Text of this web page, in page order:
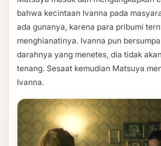
bahwa kecintaan Ivanna pada
ada gunanya, karena para pribumi
menghianatinya. Ivanna pun
darahnya yang menetes, dia tidak
tenang. Sesaat kemudian Matsuya
Ivanna.